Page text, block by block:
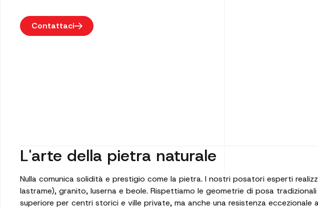
Contattaci
L'arte della pietra naturale
Nulla comunica solidità e prestigio come la pietra. I nostri posatori esperti
lastrame), granito, luserna e beole. Rispettiamo le geometrie di posa
superiore per centri storici e ville private, ma anche una resistenza